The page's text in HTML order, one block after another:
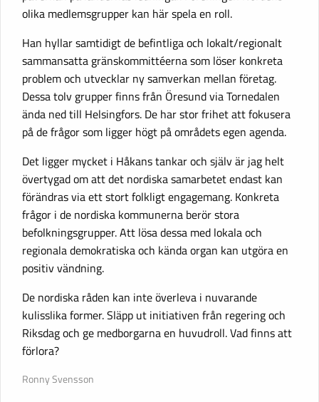
olika medlemsgrupper kan här spela en roll.
Han hyllar samtidigt de befintliga och lokalt/regionalt
sammansatta gränskommittéerna som löser konkreta
problem och utvecklar ny samverkan mellan företag.
Dessa tolv grupper finns från Öresund via Tornedalen
ända ned till Helsingfors. De har stor frihet att fokusera
på de frågor som ligger högt på områdets egen agenda.
Det ligger mycket i Håkans tankar och själv är jag helt
övertygad om att det nordiska samarbetet endast kan
förändras via ett stort folkligt engagemang. Konkreta
frågor i de nordiska kommunerna berör stora
befolkningsgrupper. Att lösa dessa med lokala och
regionala demokratiska och kända organ kan utgöra en
positiv vändning.
De nordiska råden kan inte överleva i nuvarande
kulisslika former. Släpp ut initiativen från regering och
Riksdag och ge medborgarna en huvudroll. Vad finns att
förlora?
Ronny Svensson